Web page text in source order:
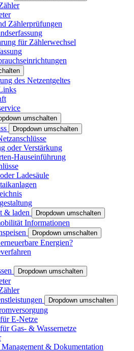
Zählerprüfungen
für Zählerwechsel
des Netzentgeltes
umschalten
Dropdown umschalten
oder Verstärkung
Hauseinführung
Ladesäule
& laden
Dropdown umschalten
Informationen
Dropdown umschalten
Energien?
Dropdown umschalten
Dropdown umschalten
E-Netze
Gas- & Wassernetze
& Dokumentation